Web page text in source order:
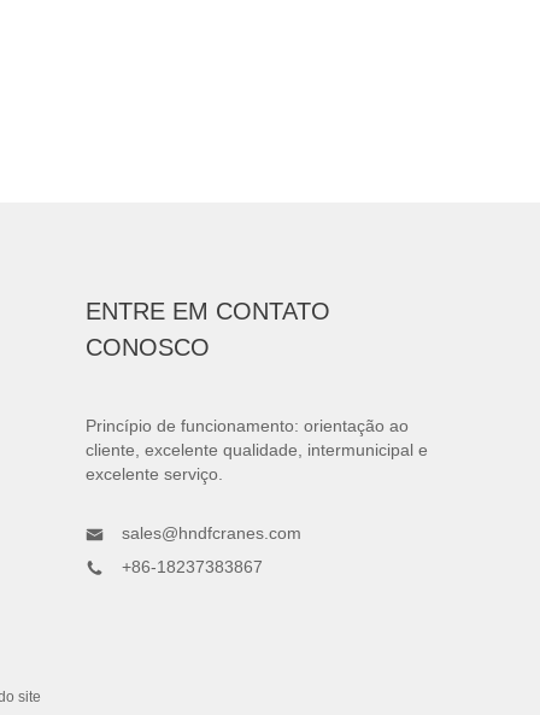
ENTRE EM CONTATO
CONOSCO
Princípio de funcionamento: orientação ao
cliente, excelente qualidade, intermunicipal e
excelente serviço.
sales@hndfcranes.com
+86-18237383867
site